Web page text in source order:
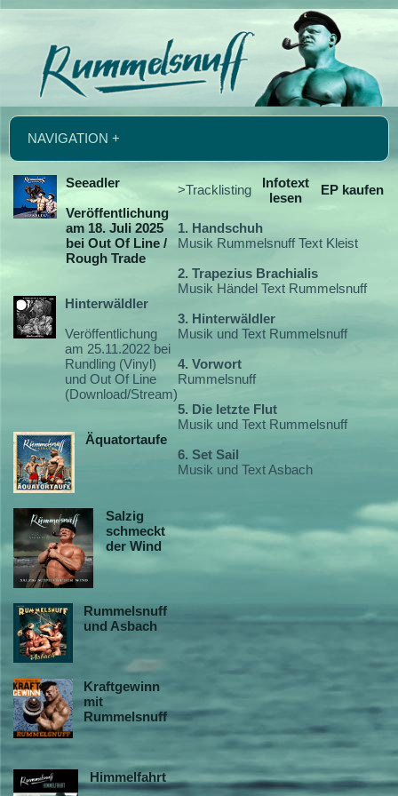
NAVIGATION +
Seeadler
Veröffentlichung
am 18. Juli 2025
bei Out Of Line /
Rough Trade
Hinterwäldler
Veröffentlichung
am 25.11.2022 bei
Rundling (Vinyl)
und Out Of Line
(Download/Stream)
Äquatortaufe
Salzig
schmeckt
der Wind
Rummelsnuff
und Asbach
Kraftgewinn
mit
Rummelsnuff
Himmelfahrt
>Tracklisting
Infotext
lesen
EP kaufen
1. Handschuh
Musik Rummelsnuff Text Kleist
2. Trapezius Brachialis
Musik Händel Text Rummelsnuff
3. Hinterwäldler
Musik und Text Rummelsnuff
4. Vorwort
Rummelsnuff
5. Die letzte Flut
Musik und Text Rummelsnuff
6. Set Sail
Musik und Text Asbach